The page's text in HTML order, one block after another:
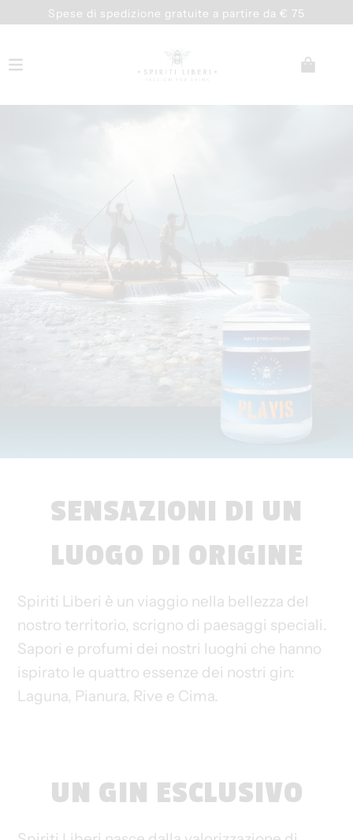
Spese di spedizione gratuite a partire da € 75
SENSAZIONI DI UN
LUOGO DI ORIGINE
Spiriti Liberi è un viaggio nella bellezza del
nostro territorio, scrigno di paesaggi speciali.
Sapori e profumi dei nostri luoghi che hanno
ispirato le quattro essenze dei nostri gin:
Laguna, Pianura, Rive e Cima.
UN GIN ESCLUSIVO